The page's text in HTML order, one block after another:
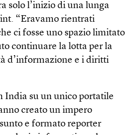
solo l’inizio di una lunga
“Eravamo rientrati
ci fosse uno spazio limitato
continuare la lotta per la
d’informazione e i diritti
India su un unico portatile
creato un impero
e formato reporter